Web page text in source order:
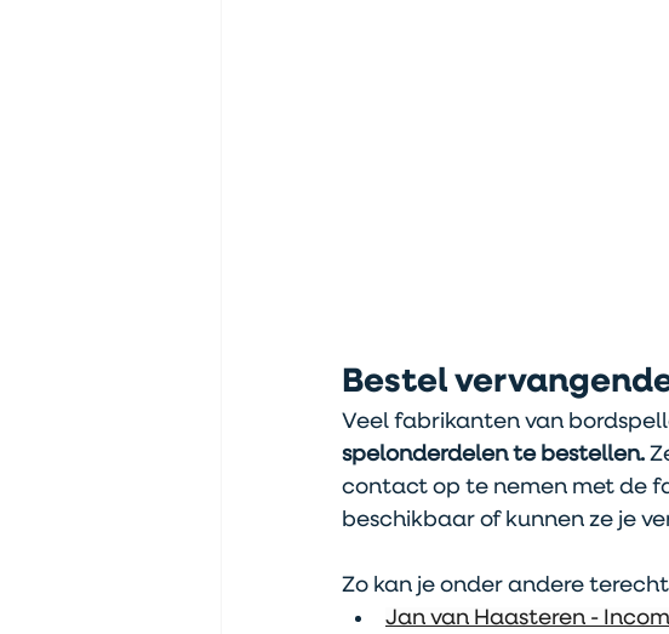
Bestel
Veel fabrikanten van
spelonderdelen te bestellen.
contact op te nemen met de
beschikbaar of kunnen ze je
Zo kan je onder andere
Jan van Haasteren -